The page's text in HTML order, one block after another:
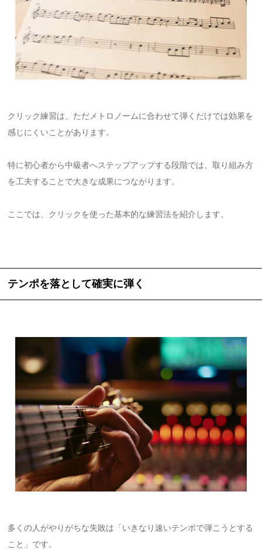
クリック練習は、ただメトロノームに合わせて弾くだけでは効果を
感じにくいことがあります。
特に初心者から中級者へステップアップする段階では、取り組み方
を工夫することで大きな成果につながります。
ここでは、クリックを使った基本的な練習法を紹介します。
テンポを落として確実に弾く
多くの人がやりがちな失敗は「いきなり速いテンポで弾こうとする
こと」です。